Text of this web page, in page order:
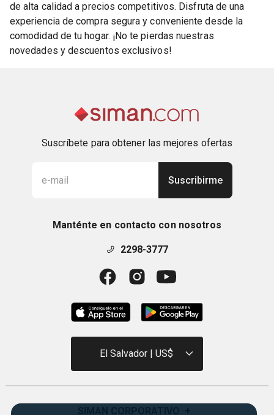
de alta calidad a precios competitivos. Disfruta de una
experiencia de compra segura y conveniente desde la
comodidad de tu hogar. ¡No te pierdas nuestras
novedades y descuentos exclusivos!
Suscríbete para obtener las mejores ofertas
Suscribirme
Manténte en contacto con nosotros
2298-3777
El Salvador | US$